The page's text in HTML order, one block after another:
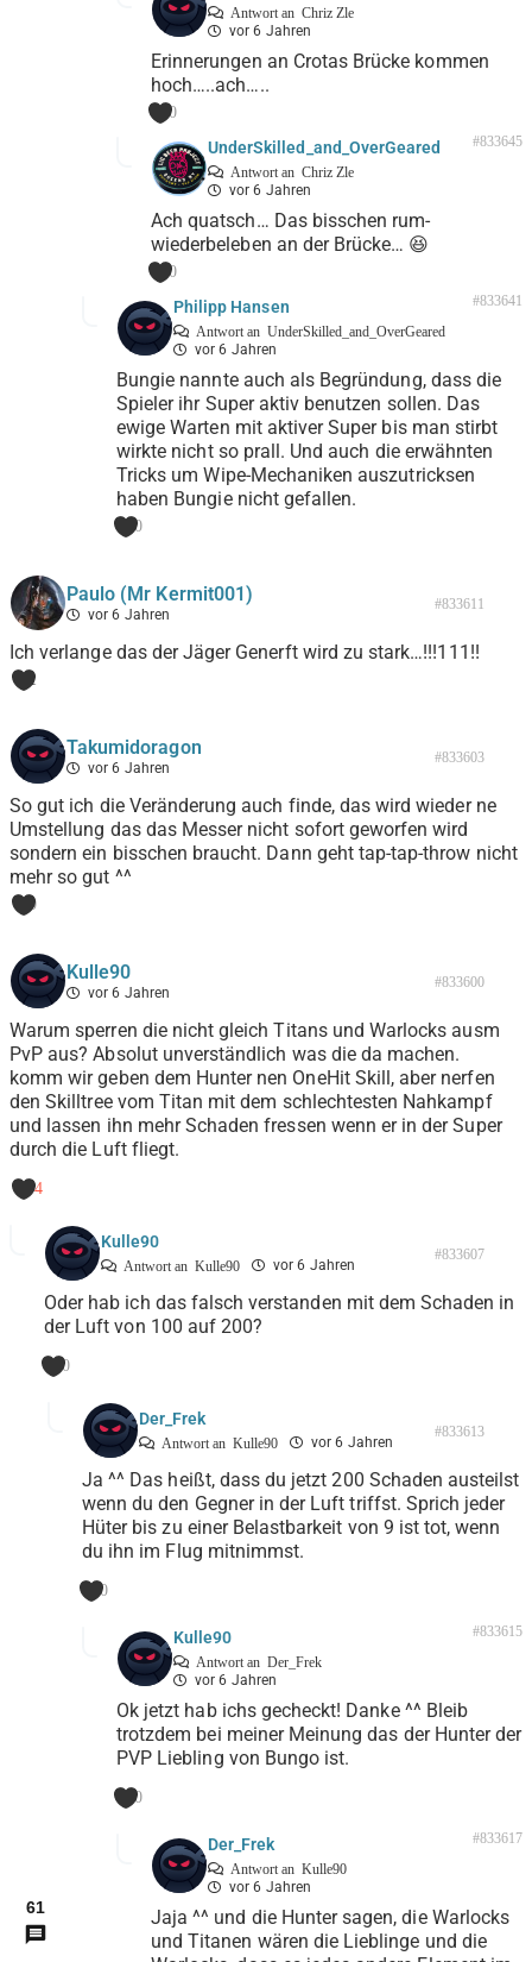
Antwort an Chriz Zle
vor 6 Jahren
Erinnerungen an Crotas Brücke kommen
hoch…..ach…..
0
UnderSkilled_and_OverGeared
Antwort an Chriz Zle
vor 6 Jahren
#833645
Ach quatsch… Das bisschen rum-
wiederbeleben an der Brücke… 😆
0
Philipp Hansen
Antwort an UnderSkilled_and_OverGeared
vor 6 Jahren
#833641
Bungie nannte auch als Begründung, dass die
Spieler ihr Super aktiv benutzen sollen. Das
ewige Warten mit aktiver Super bis man stirbt
wirkte nicht so prall. Und auch die erwähnten
Tricks um Wipe-Mechaniken auszutricksen
haben Bungie nicht gefallen.
0
Paulo (Mr Kermit001)
vor 6 Jahren
#833611
Ich verlange das der Jäger Generft wird zu stark…!!!111!!
1
Takumidoragon
vor 6 Jahren
#833603
So gut ich die Veränderung auch finde, das wird wieder ne
Umstellung das das Messer nicht sofort geworfen wird
sondern ein bisschen braucht. Dann geht tap-tap-throw nicht
mehr so gut ^^
0
Kulle90
vor 6 Jahren
#833600
Warum sperren die nicht gleich Titans und Warlocks ausm
PvP aus? Absolut unverständlich was die da machen.
komm wir geben dem Hunter nen OneHit Skill, aber nerfen
den Skilltree vom Titan mit dem schlechtesten Nahkampf
und lassen ihn mehr Schaden fressen wenn er in der Super
durch die Luft fliegt.
-4
Kulle90
Antwort an Kulle90 vor 6 Jahren
#833607
Oder hab ich das falsch verstanden mit dem Schaden in
der Luft von 100 auf 200?
0
Der_Frek
Antwort an Kulle90 vor 6 Jahren
#833613
Ja ^^ Das heißt, dass du jetzt 200 Schaden austeilst
wenn du den Gegner in der Luft triffst. Sprich jeder
Hüter bis zu einer Belastbarkeit von 9 ist tot, wenn
du ihn im Flug mitnimmst.
0
Kulle90
Antwort an Der_Frek
vor 6 Jahren
#833615
Ok jetzt hab ichs gecheckt! Danke ^^ Bleib
trotzdem bei meiner Meinung das der Hunter der
PVP Liebling von Bungo ist.
0
Der_Frek
Antwort an Kulle90
vor 6 Jahren
#833617
Jaja ^^ und die Hunter sagen, die Warlocks
und Titanen wären die Lieblinge und die
61